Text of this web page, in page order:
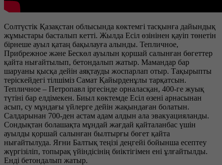
Солтүстік Қазақстан облысында көктемгі тасқынға дайындық
жұмыстары басталып кетті. Жылда Есіл өзінінен қауіп төнетін
бірнеше ауыл қатаң бақылауға алынды. Тепличное,
Прибрежное және Бескөл ауылын қоршай салынған бөгеттер
қайта нығайтылып, бетондалып жатыр. Мамандар бар
шаруаны қысқа дейін аяқтауды жоспарлап отыр. Тақырыпты
теріскейдегі тілшіміз Самат Қайырденұлы тарқатсын.
Тепличное – Петропавл іргесінде орналасқан, 400-ге жуық
түтіні бар елдімекен. Биыл көктемде Есіл өзені арнасынан
асып, су мұндағы үйлерге дейін жақындаған болатын.
Салдарынан 700-ден астам адам алдын ала эвакуацияланды.
Сондықтан болашақта мұндай жағдай қайталанбас үшін
ауылды қоршай салынған былтырғы бөгет қайта
нығайтылуда. Яғни Балтық теңізі деңгейі бойынша есептеу
жүргізіліп, топырақ үйіндісінің биіктігімен ені ұлғайтылды.
Енді бетондалып жатыр.